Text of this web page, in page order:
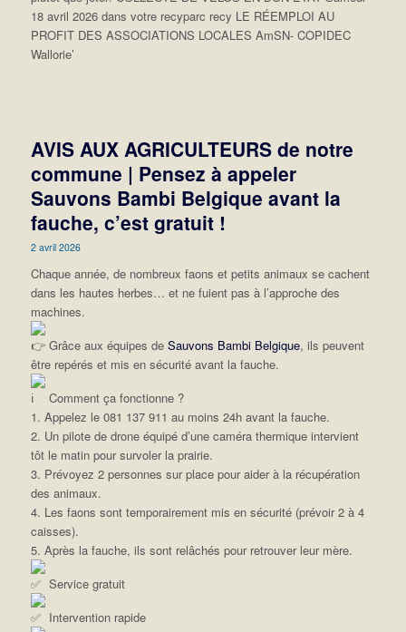
AVIS AUX AGRICULTEURS de notre
commune | Pensez à appeler
Sauvons Bambi Belgique avant la
fauche, c’est gratuit !
2 avril 2026
Chaque année, de nombreux faons et petits animaux se cachent
dans les hautes herbes… et ne fuient pas à l’approche des
machines.
Grâce aux équipes de Sauvons Bambi Belgique, ils peuvent
être repérés et mis en sécurité avant la fauche.
Comment ça fonctionne ?
1. Appelez le 081 137 911 au moins 24h avant la fauche.
2. Un pilote de drone équipé d’une caméra thermique intervient
tôt le matin pour survoler la prairie.
3. Prévoyez 2 personnes sur place pour aider à la récupération
des animaux.
4. Les faons sont temporairement mis en sécurité (prévoir 2 à 4
caisses).
5. Après la fauche, ils sont relâchés pour retrouver leur mère.
Service gratuit
Intervention rapide